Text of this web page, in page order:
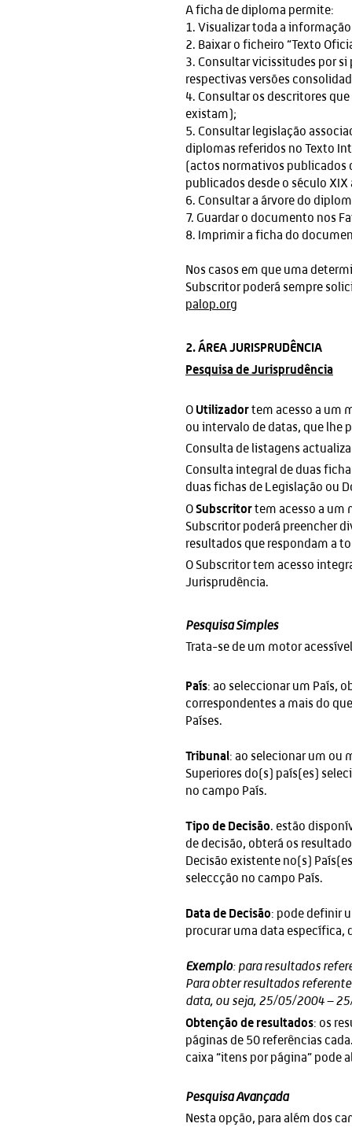
A ficha de diploma permite:
1. Visualizar toda a
2. Baixar o ficheiro “Texto
3. Consultar vicissitudes por
respectivas versões
4. Consultar os descritores
existam);
5. Consultar legislação
diplomas referidos no Texto
(actos normativos publicados
publicados desde o século
6. Consultar a árvore do
7. Guardar o documento nos
8. Imprimir a ficha do
Nos casos em que uma
Subscritor poderá sempre
palop.org
2. ÁREA JURISPRUDÊNCIA
Pesquisa de Jurisprudência
O Utilizadortem acesso a um
ou intervalo de datas, que lhe
Consulta de listagens
Consulta integral de duas
duas fichas de Legislação ou
OSubscritortem acesso a um
Subscritor poderá preencher
resultados que respondam a
O Subscritor tem acesso
Jurisprudência.
Pesquisa Simples
Trata-se de um motor
País: ao seleccionar um País,
correspondentes a mais do
Países.
Tribunal: ao selecionar um ou
Superiores do(s) país(es)
no campo País.
Tipo de Decisão. estão
de decisão, obterá os
Decisão existente no(s)
seleccção no campo País.
Data de Decisão: pode definir
procurar uma data específica,
Exemplo: para resultados
Para obter resultados
data, ou seja, 25/05/2004 –
Obtenção de resultados: os
páginas de 50 referências
caixa “itens por página” pode
Pesquisa Avançada
Nesta opção, para além dos